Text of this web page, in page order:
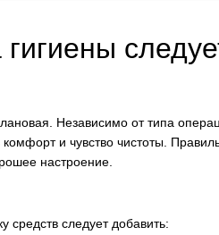
Независимо от типа
и чувство чистоты.
настроение.
следует добавить: